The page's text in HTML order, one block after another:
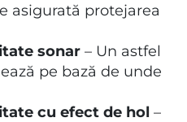
asigurată protejarea
sonar – Un astfel
pe bază de unde
cu efect de hol –